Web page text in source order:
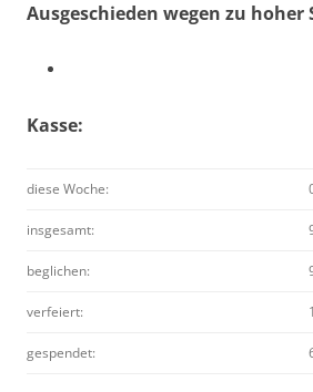
Ausgeschieden wegen zu hoher
Kasse:
diese Woche:
insgesamt:
beglichen:
verfeiert:
gespendet: